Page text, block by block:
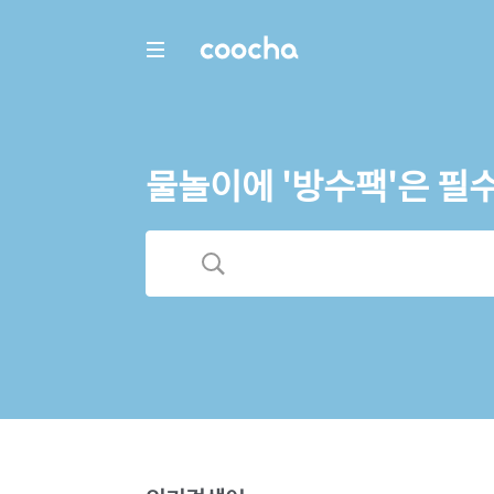
COOCHA
물놀이에 '방수팩'은 필